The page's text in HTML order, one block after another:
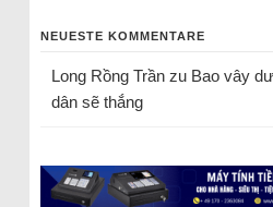
NEUESTE KOMMENTARE
Long Rồng Trầnzu Bao vây
dân sẽ thắng